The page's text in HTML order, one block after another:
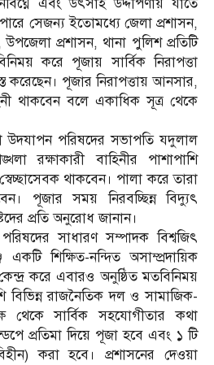
এবং উৎসাহ উদ্দীপণায় যাতে
সেজন্য ইতোমধ্যে জেলা প্রশাসন,
প্রশাসন, থানা পুলিশ প্রতিটি
করে পূজায় সার্বিক নিরাপত্তা
করেছেন। পূজার নিরাপত্তায় আনসার,
থাকবেন বলে একাধিক সূত্র থেকে
পরিষদের সভাপতি যদুলাল
রক্ষাকারী বাহিনীর পাশাপাশি
থাকবেন। পালা করে তারা
পূজার সময় নিরবচ্ছিন্ন বিদ্যুৎ
প্রতি অনুরোধ জানান।
সাধারণ সম্পাদক বিশ্বজিৎ
শিক্ষিত-নন্দিত অসাম্প্রদায়িক
করে এবারও অনুষ্ঠিত মতবিনিময়
বিভিন্ন রাজনৈতিক দল ও সামাজিক-
থেকে সার্বিক সহযোগীতার কথা
প্রতিমা দিয়ে পূজা হবে এবং ১ টি
করা হবে। প্রশাসনের দেওয়া